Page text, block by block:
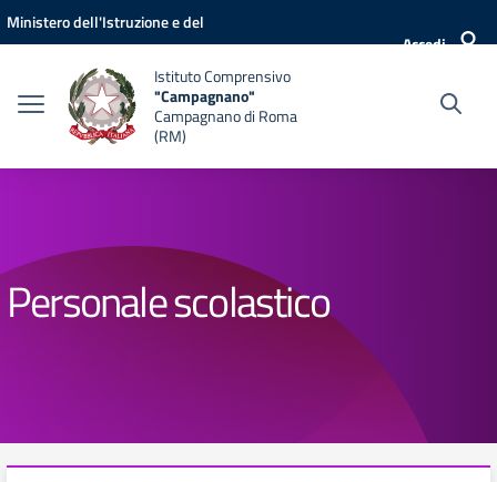
Vai ai contenuti
Vai al menu di navigazione
Vai al footer
Ministero dell'Istruzione e del
Accedi
Istituto Comprensivo
"Campagnano"
Campagnano di Roma
(RM)
Personale scolastico